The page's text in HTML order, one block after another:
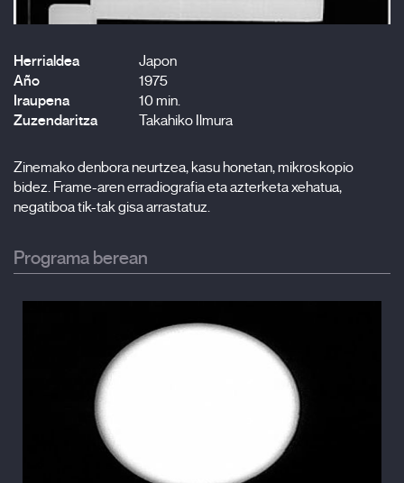
Herrialdea
Japon
Año
1975
Iraupena
10 min.
Zuzendaritza
Takahiko Ilmura
Zinemako denbora neurtzea, kasu honetan, mikroskopio
bidez. Frame-aren erradiografia eta azterketa xehatua,
negatiboa tik-tak gisa arrastatuz.
Programa berean